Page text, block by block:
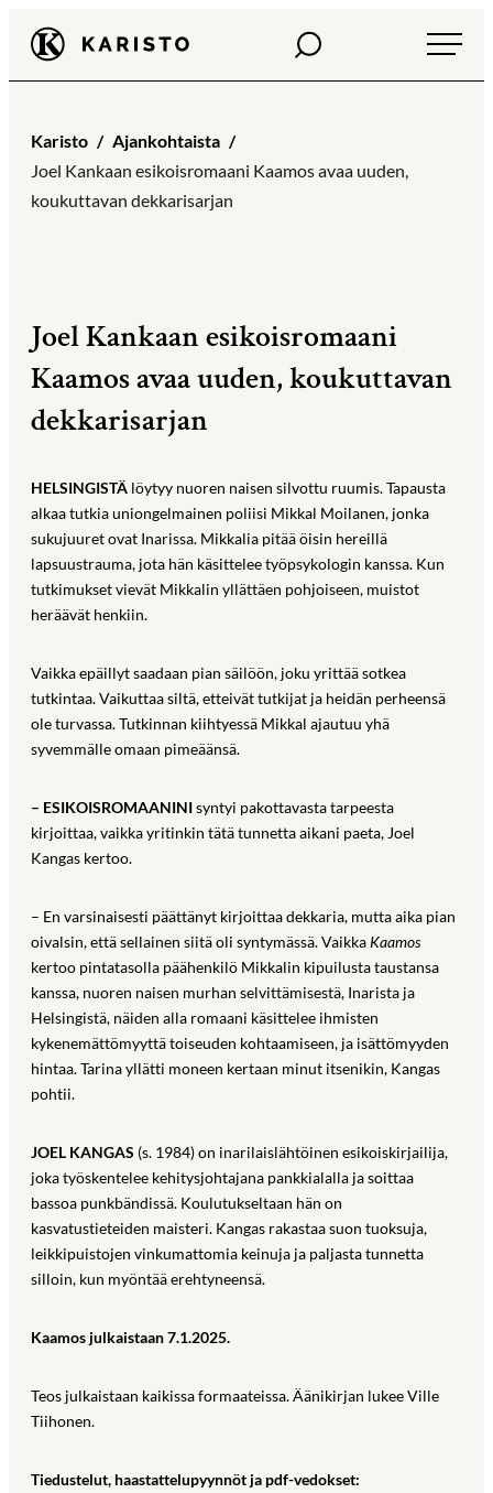
Siirry
suoraan
sisältöön
Karisto Haku
Karisto
Ajankohtaista
Joel Kankaan esikoisromaani Kaamos avaa uuden,
koukuttavan dekkarisarjan
Joel Kankaan esikoisromaani
Kaamos avaa uuden, koukuttavan
dekkarisarjan
HELSINGISTÄ löytyy nuoren naisen silvottu ruumis. Tapausta
alkaa tutkia uniongelmainen poliisi Mikkal Moilanen, jonka
sukujuuret ovat Inarissa. Mikkalia pitää öisin hereillä
lapsuustrauma, jota hän käsittelee työpsykologin kanssa. Kun
tutkimukset vievät Mikkalin yllättäen pohjoiseen, muistot
heräävät henkiin.
Vaikka epäillyt saadaan pian säilöön, joku yrittää sotkea
tutkintaa. Vaikuttaa siltä, etteivät tutkijat ja heidän perheensä
ole turvassa. Tutkinnan kiihtyessä Mikkal ajautuu yhä
syvemmälle omaan pimeäänsä.
– ESIKOISROMAANINIsyntyi pakottavasta tarpeesta
kirjoittaa, vaikka yritinkin tätä tunnetta aikani paeta, Joel
Kangas kertoo.
– En varsinaisesti päättänyt kirjoittaa dekkaria, mutta aika pian
oivalsin, että sellainen siitä oli syntymässä. Vaikka Kaamos
kertoo pintatasolla päähenkilö Mikkalin kipuilusta taustansa
kanssa, nuoren naisen murhan selvittämisestä, Inarista ja
Helsingistä, näiden alla romaani käsittelee ihmisten
kykenemättömyyttä toiseuden kohtaamiseen, ja isättömyyden
hintaa. Tarina yllätti moneen kertaan minut itsenikin, Kangas
pohtii.
JOEL KANGAS (s. 1984) on inarilaislähtöinen esikoiskirjailija,
joka työskentelee kehitysjohtajana pankkialalla ja soittaa
bassoa punkbändissä. Koulutukseltaan hän on
kasvatustieteiden maisteri. Kangas rakastaa suon tuoksuja,
leikkipuistojen vinkumattomia keinuja ja paljasta tunnetta
silloin, kun myöntää erehtyneensä.
Kaamos julkaistaan 7.1.2025.
Teos julkaistaan kaikissa formaateissa. Äänikirjan lukee Ville
Tiihonen.
Tiedustelut, haastattelupyynnöt ja pdf-vedokset: